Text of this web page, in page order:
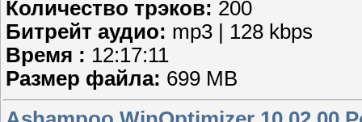
Количество трэков: 200
Битрейт аудио: mp3 | 128 kbps
Время : 12:17:11
Размер файла: 699 MB